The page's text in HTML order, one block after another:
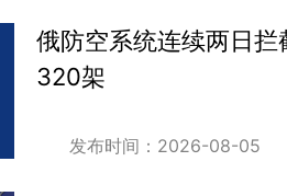
俄防空系统连续两日
320架
发布时间：2026-08-05